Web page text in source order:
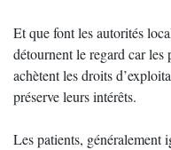
Et que font les autorités
détournent le regard car les
achètent les droits
préserve leurs intérêts.
Les patients, généralement